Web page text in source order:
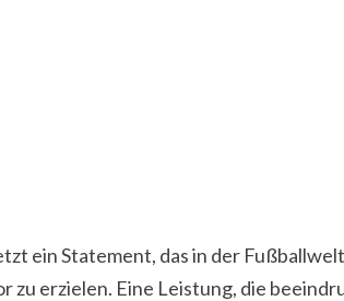
ein Statement, das in der
erzielen. Eine Leistung, die